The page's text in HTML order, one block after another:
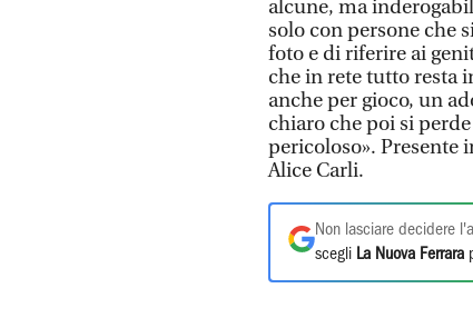
alcune, ma
solo con persone che
foto e di riferire ai
che in rete tutto resta
anche per gioco, un
chiaro che poi si
pericoloso». Presente
Alice Carli.
Non lasciare decidere
scegli La Nuova Ferrara